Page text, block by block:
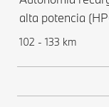
alta potencia
102 - 133 km